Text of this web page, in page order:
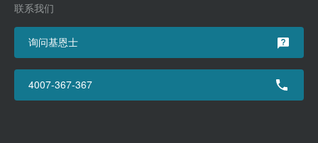
联系我们
询问基恩士
4007-367-367